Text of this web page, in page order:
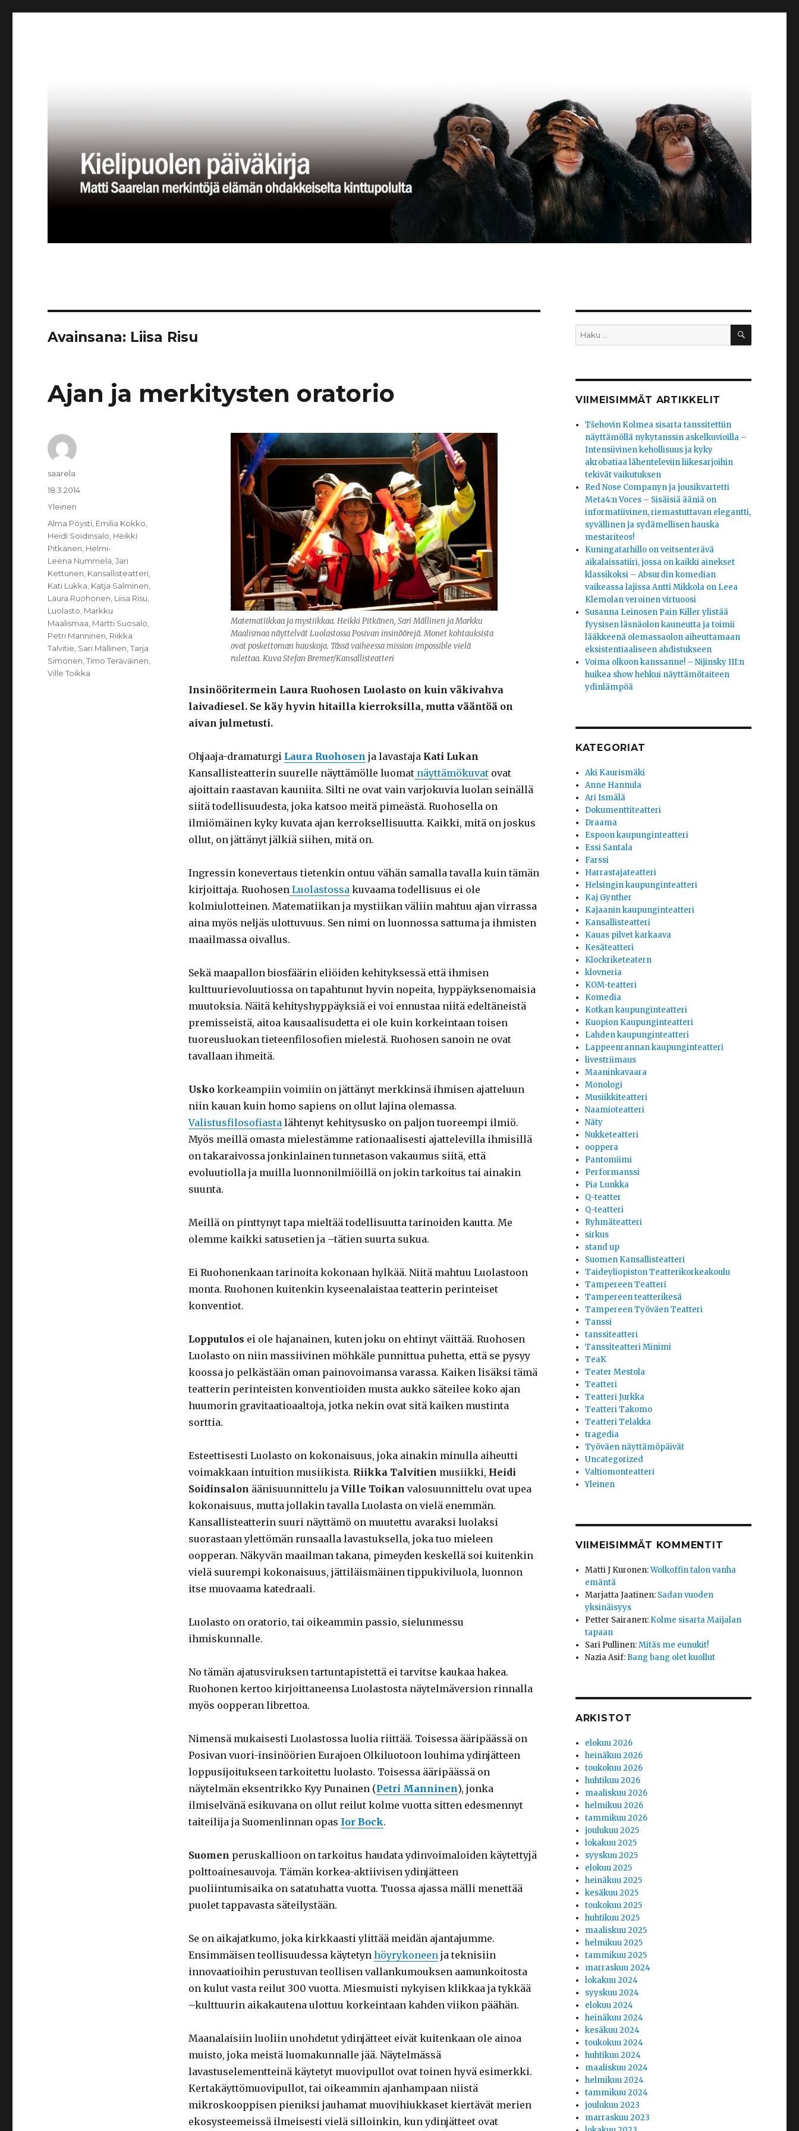
Avainsana: Liisa Risu
Ajan ja merkitysten oratorio
Matematiikkaa ja mystiikkaa. Heikki Pitkänen, Sari Mällinen ja Markku
Maalismaa näyttelvät Luolastossa Posivan insinöörejä. Monet kohtauksista
ovat poskettoman hauskoja. Tässä vaiheessa mission impossible vielä
rulettaa. Kuva Stefan Bremer/Kansallisteatteri
Insinööritermein Laura Ruohosen Luolasto on kuin väkivahva
laivadiesel. Se käy hyvin hitailla kierroksilla, mutta vääntöä on
aivan julmetusti.
Ohjaaja-dramaturgi Laura Ruohosen ja lavastaja Kati Lukan
Kansallisteatterin suurelle näyttämölle luomatnäyttämökuvatovat
ajoittain raastavan kauniita. Silti ne ovat vain varjokuvia luolan seinällä
siitä todellisuudesta, joka katsoo meitä pimeästä. Ruohosella on
ilmiömäinen kyky kuvata ajan kerroksellisuutta. Kaikki, mitä on joskus
ollut, on jättänyt jälkiä siihen, mitä on.
Ingressin konevertaus tietenkin ontuu vähän samalla tavalla kuin tämän
kirjoittaja. RuohosenLuolastossakuvaama todellisuus ei ole
kolmiulotteinen. Matematiikan ja mystiikan väliin mahtuu ajan virrassa
aina myös neljäs ulottuvuus. Sen nimi on luonnossa sattuma ja ihmisten
maailmassa oivallus.
Sekä maapallon biosfäärin eliöiden kehityksessä että ihmisen
kulttuurievoluutiossa on tapahtunut hyvin nopeita, hyppäyksenomaisia
muutoksia. Näitä kehityshyppäyksiä ei voi ennustaa niitä edeltäneistä
premisseistä, aitoa kausaalisudetta ei ole kuin korkeintaan toisen
tuoreusluokan tieteenfilosofien mielestä. Ruohosen sanoin ne ovat
tavallaan ihmeitä.
Uskokorkeampiin voimiin on jättänyt merkkinsä ihmisen ajatteluun
niin kauan kuin homo sapiens on ollut lajina olemassa.
Valistusfilosofiastalähtenyt kehitysusko on paljon tuoreempi ilmiö.
Myös meillä omasta mielestämme rationaalisesti ajattelevilla ihmisillä
on takaraivossa jonkinlainen tunnetason vakaumus siitä, että
evoluutiolla ja muilla luonnonilmiöillä on jokin tarkoitus tai ainakin
suunta.
Meillä on pinttynyt tapa mieltää todellisuutta tarinoiden kautta. Me
olemme kaikki satusetien ja –tätien suurta sukua.
Ei Ruohonenkaan tarinoita kokonaan hylkää. Niitä mahtuu Luolastoon
monta. Ruohonen kuitenkin kyseenalaistaa teatterin perinteiset
konventiot.
Lopputulos ei ole hajanainen, kuten joku on ehtinyt väittää. Ruohosen
Luolasto on niin massiivinen möhkäle punnittua puhetta, että se pysyy
koossa jo pelkästään oman painovoimansa varassa. Kaiken lisäksi tämä
teatterin perinteisten konventioiden musta aukko säteilee koko ajan
huumorin gravitaatioaaltoja, jotka nekin ovat sitä kaiken mustinta
sorttia.
Esteettisesti Luolasto on kokonaisuus, joka ainakin minulla aiheutti
voimakkaan intuition musiikista. Riikka Talvitien musiikki, Heidi
Soidinsalon äänisuunnittelu ja Ville Toikan valosuunnittelu ovat upea
kokonaisuus, mutta jollakin tavalla Luolasta on vielä enemmän.
Kansallisteatterin suuri näyttämö on muutettu avaraksi luolaksi
suorastaan ylettömän runsaalla lavastuksella, joka tuo mieleen
oopperan. Näkyvän maailman takana, pimeyden keskellä soi kuitenkin
vielä suurempi kokonaisuus, jättiläismäinen tippukiviluola, luonnon
itse muovaama katedraali.
Luolasto on oratorio, tai oikeammin passio, sielunmessu
ihmiskunnalle.
No tämän ajatusviruksen tartuntapistettä ei tarvitse kaukaa hakea.
Ruohonen kertoo kirjoittaneensa Luolastosta näytelmäversion rinnalla
myös oopperan librettoa.
Nimensä mukaisesti Luolastossa luolia riittää. Toisessa ääripäässä on
Posivan vuori-insinöörien Eurajoen Olkiluotoon louhima ydinjätteen
loppusijoitukseen tarkoitettu luolasto. Toisessa ääripäässä on
näytelmän eksentrikko Kyy Punainen (Petri Manninen), jonka
ilmiselvänä esikuvana on ollut reilut kolme vuotta sitten edesmennyt
taiteilija ja Suomenlinnan opas Ior Bock.
Suomen peruskallioon on tarkoitus haudata ydinvoimaloiden käytettyjä
polttoainesauvoja. Tämän korkea-aktiivisen ydinjätteen
puoliintumisaika on satatuhatta vuotta. Tuossa ajassa mälli menettää
puolet tappavasta säteilystään.
Se on aikajatkumo, joka kirkkaasti ylittää meidän ajantajumme.
Ensimmäisen teollisuudessa käytetyn höyrykoneenja teknisiin
innovaatioihin perustuvan teollisen vallankumouksen aamunkoitosta
on kulut vasta reilut 300 vuotta. Miesmuisti nykyisen klikkaa ja tykkää
–kulttuurin aikakautena ulottuu korkeintaan kahden viikon päähän.
Maanalaisiin luoliin unohdetut ydinjätteet eivät kuitenkaan ole ainoa
muisto, joka meistä luomakunnalle jää. Näytelmässä
lavastuselementteinä käytetyt muovipullot ovat toinen hyvä esimerkki.
Kertakäyttömuovipullot, tai oikeammin ajanhampaan niistä
mikroskooppisen pieniksi jauhamat muovihiukkaset kiertävät merien
ekosysteemeissä ilmeisesti vielä silloinkin, kun ydinjätteet ovat
Kirjoittaja
saarela
Julkaistu
18.3.2014
Kategoriat
Yleinen
Avainsanat
Alma Pöysti Emilia Kokko
Heidi Soidinsalo Heikki
Pitkänen Helmi‐
Leena Nummela ,Jari
Kettunen Kansallisteatteri
Kati Lukka Katja Salminen
Laura Ruohonen Liisa Risu
Luolasto Markku
Maalismaa Martti Suosalo
Petri Manninen Riikka
Talvitie Sari Mällinen ,Tarja
Simonen ,Timo Teräväinen
Ville Toikka
Etsi: HAKU
VIIMEISIMMÄT ARTIKKELIT
Tšehovin Kolmea sisarta tanssitettiin
näyttämöllä nykytanssin askelkuvioilla –
Intensiivinen kehollisuus ja kyky
akrobatiaa lähenteleviin liikesarjoihin
tekivät vaikutuksen
Red Nose Companyn ja jousikvartetti
Meta4:n Voces – Sisäisiä ääniä on
informatiivinen, riemastuttavan elegantti,
syvällinen ja sydämellisen hauska
mestariteos!
Kuningatarhillo on veitsenterävä
aikalaissatiiri, jossa on kaikki ainekset
klassikoksi – Absurdin komedian
vaikeassa lajissa Antti Mikkola on Leea
Klemolan veroinen virtuoosi
Susanna Leinosen Pain Killer ylistää
fyysisen läsnäolon kauneutta ja toimii
lääkkeenä olemassaolon aiheuttamaan
eksistentiaaliseen ahdistukseen
Voima olkoon kanssanne! – Nijinsky III:n
huikea show hehkui näyttämötaiteen
ydinlämpöä
KATEGORIAT
Aki Kaurismäki
Anne Hannula
Ari Ismälä
Dokumenttiteatteri
Draama
Espoon kaupunginteatteri
Essi Santala
Farssi
Harrastajateatteri
Helsingin kaupunginteatteri
Kaj Gynther
Kajaanin kaupunginteatteri
Kansallisteatteri
Kauas pilvet karkaava
Kesäteatteri
Klockriketeatern
klovneria
KOM-teatteri
Komedia
Kotkan kaupunginteatteri
Kuopion Kaupunginteatteri
Lahden kaupunginteatteri
Lappeenrannan kaupunginteatteri
livestriimaus
Maaninkavaara
Monologi
Musiikkiteatteri
Naamioteatteri
Näty
Nukketeatteri
ooppera
Pantomiimi
Performanssi
Pia Lunkka
Q-teatter
Q-teatteri
Ryhmäteatteri
sirkus
stand up
Suomen Kansallisteatteri
Taideyliopiston Teatterikorkeakoulu
Tampereen Teatteri
Tampereen teatterikesä
Tampereen Työväen Teatteri
Tanssi
tanssiteatteri
Tanssiteatteri Minimi
TeaK
Teater Mestola
Teatteri
Teatteri Jurkka
Teatteri Takomo
Teatteri Telakka
tragedia
Työväen näyttämöpäivät
Uncategorized
Valtiomonteatteri
Yleinen
VIIMEISIMMÄT KOMMENTIT
Matti J Kuronen:Wolkoffin talon vanha
emäntä
Marjatta Jaatinen: Sadan vuoden
yksinäisyys
Petter Sairanen: Kolme sisarta Maijalan
tapaan
Sari Pullinen:Mitäs me eunukit!
Nazia Asif: Bang bang olet kuollut
ARKISTOT
elokuu 2026
heinäkuu 2026
toukokuu 2026
huhtikuu 2026
maaliskuu 2026
helmikuu 2026
tammikuu 2026
joulukuu 2025
lokakuu 2025
syyskuu 2025
elokuu 2025
heinäkuu 2025
kesäkuu 2025
toukokuu 2025
huhtikuu 2025
maaliskuu 2025
helmikuu 2025
tammikuu 2025
marraskuu 2024
lokakuu 2024
syyskuu 2024
elokuu 2024
heinäkuu 2024
kesäkuu 2024
toukokuu 2024
huhtikuu 2024
maaliskuu 2024
helmikuu 2024
tammikuu 2024
joulukuu 2023
marraskuu 2023